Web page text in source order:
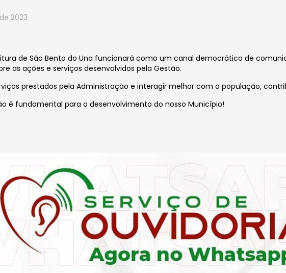
2023
de São Bento do Una funcionará como um canal democrático de
as ações e serviços desenvolvidos pela Gestão.
prestados pela Administração e interagir melhor com a população,
é fundamental para o desenvolvimento do nosso Município!